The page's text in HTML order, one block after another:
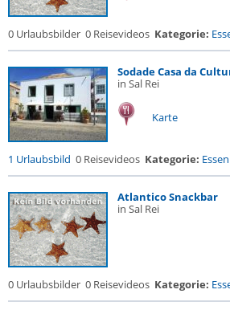
0 Urlaubsbilder 0 Reisevideos Kategorie:
Sodade Casa da
in Sal Rei
Karte
1 Urlaubsbild 0 Reisevideos Kategorie:
Atlantico Snackbar
in Sal Rei
0 Urlaubsbilder 0 Reisevideos Kategorie: